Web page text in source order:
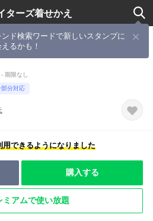
ターズ着せかえ
ンド検索ワードで新しいスタンプに
るかも！
ル
期限なし
分対応
できるようになりました
購入する
ミアムで使い放題